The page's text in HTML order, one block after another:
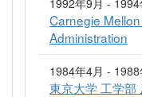
Carnegie
Administration
1984年4月 - 1988
東京大学 工学部